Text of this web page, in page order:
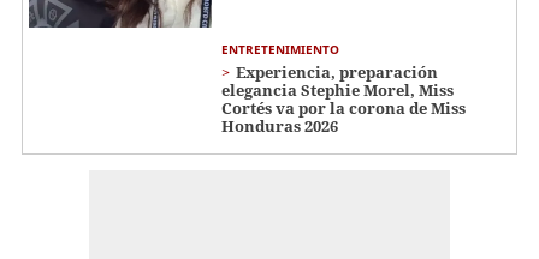
ENTRETENIMIENTO
Experiencia, preparación
elegancia Stephie Morel, Miss
Cortés va por la corona de Miss
Honduras 2026